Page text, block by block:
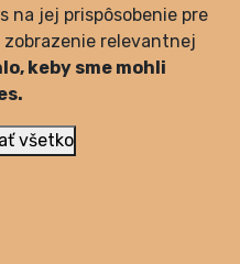
na jej prispôsobenie pre
relevantnej
keby sme mohli
všetko